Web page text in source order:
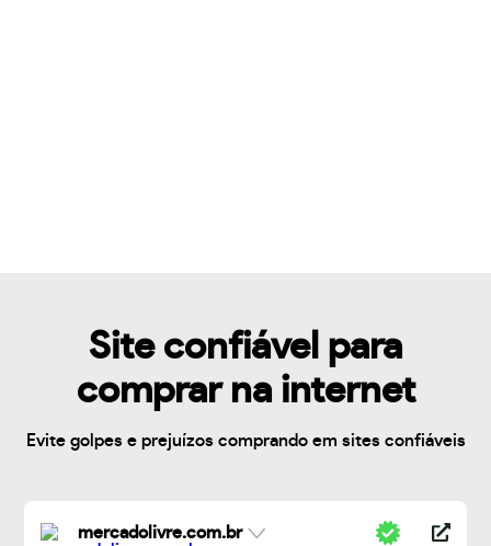
Site confiável para
comprar na internet
Evite golpes e prejuízos comprando em sites confiáveis
mercadolivre.com.br